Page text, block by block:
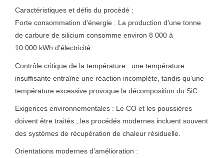
Caractéristiques et défis du procédé :
Forte consommation d’énergie : La production d’une tonne
de carbure de silicium consomme environ 8 000 à
10 000 kWh d’électricité.
Contrôle critique de la température : une température
insuffisante entraîne une réaction incomplète, tandis qu’une
température excessive provoque la décomposition du SiC.
Exigences environnementales : Le CO et les poussières
doivent être traités ; les procédés modernes incluent souvent
des systèmes de récupération de chaleur résiduelle.
Orientations modernes d’amélioration :